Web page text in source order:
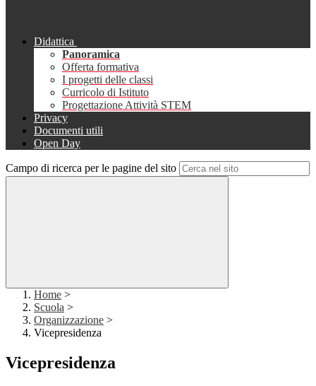
Didattica
Panoramica
Offerta formativa
I progetti delle classi
Curricolo di Istituto
Progettazione Attività STEM
Privacy
Documenti utili
Open Day
Campo di ricerca per le pagine del sito
Home >
Scuola >
Organizzazione >
Vicepresidenza
Vicepresidenza